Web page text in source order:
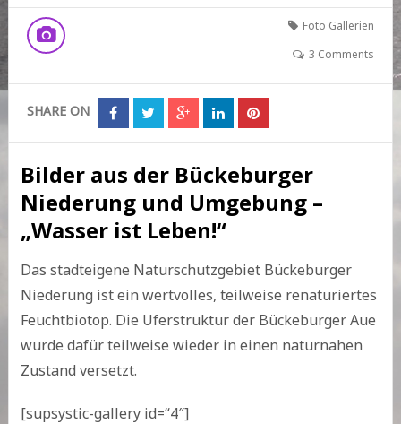
Foto Gallerien
3 Comments
SHARE ON
Bilder aus der Bückeburger
Niederung und Umgebung –
„Wasser ist Leben!“
Das stadteigene Naturschutzgebiet Bückeburger
Niederung ist ein wertvolles, teilweise renaturiertes
Feuchtbiotop. Die Uferstruktur der Bückeburger Aue
wurde dafür teilweise wieder in einen naturnahen
Zustand versetzt.
[supsystic-gallery id=“4″]